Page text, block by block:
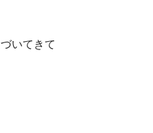
いてきて